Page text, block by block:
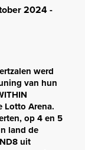
2024 -
werd
van hun
Lotto Arena.
op 4 en 5
land de
uit